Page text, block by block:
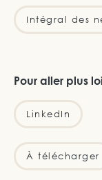
Intégral des
Pour aller plus
LinkedIn
À télécharger